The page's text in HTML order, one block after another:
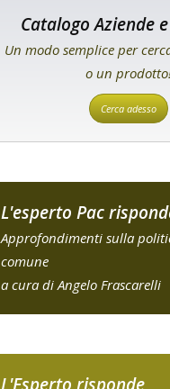
Catalogo Aziende
Un modo semplice per
o un
Cerca adesso
L'esperto Pac
Approfondimenti sulla
comune
a cura di Angelo Frascarelli